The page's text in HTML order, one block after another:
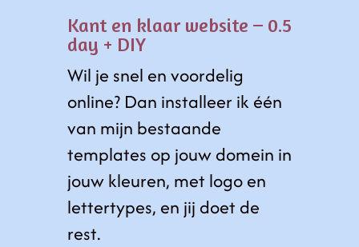
Kant en klaar website – 0.5
day + DIY
Wil je snel en voordelig
online? Dan installeer ik één
van mijn bestaande
templates op jouw domein in
jouw kleuren, met logo en
lettertypes, en jij doet de
rest.